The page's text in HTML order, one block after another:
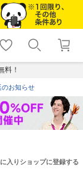
shopping_cart lock_outline
ログイン
料！
お知らせ
入りショップに登録する